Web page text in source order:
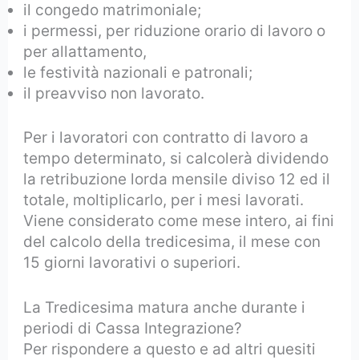
il congedo matrimoniale;
i permessi, per riduzione orario di lavoro o
per allattamento,
le festività nazionali e patronali;
il preavviso non lavorato.
Per i lavoratori con contratto di lavoro a
tempo determinato, si calcolerà dividendo
la retribuzione lorda mensile diviso 12 ed il
totale, moltiplicarlo, per i mesi lavorati.
Viene considerato come mese intero, ai fini
del calcolo della tredicesima, il mese con
15 giorni lavorativi o superiori.
La Tredicesima matura anche durante i
periodi di Cassa Integrazione?
Per rispondere a questo e ad altri quesiti